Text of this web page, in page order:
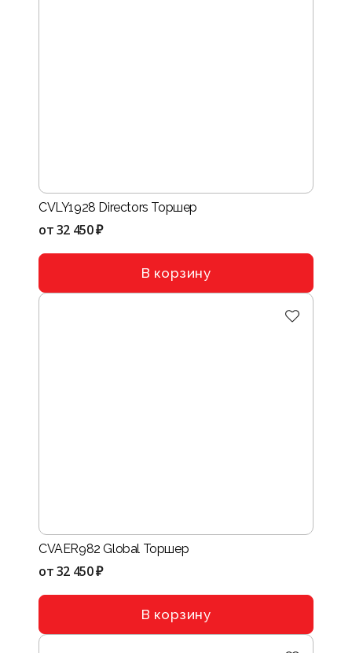
CVLY1928 Directors Торшер
от32 450 ₽
В корзину
CVAER982 Global Торшер
от32 450 ₽
В корзину